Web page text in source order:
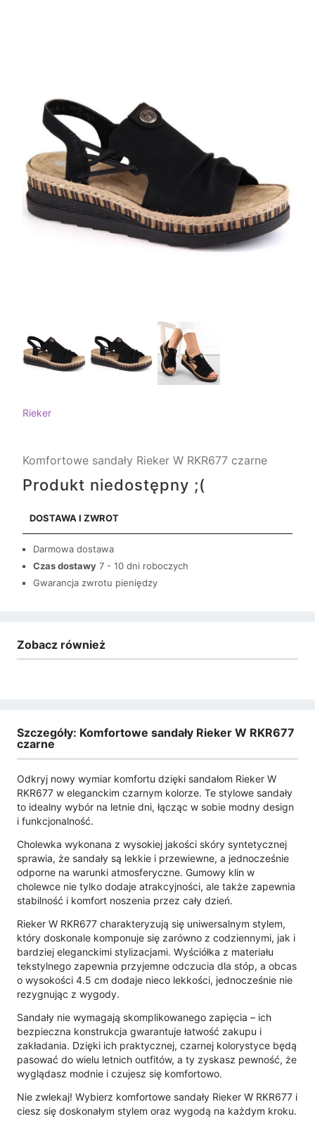
Rieker
Komfortowe sandały Rieker W RKR677 czarne
Produkt niedostępny ;(
DOSTAWA I ZWROT
Darmowa dostawa
Czas dostawy 7 - 10 dni roboczych
Gwarancja zwrotu pieniędzy
Zobacz również
Szczegóły: Komfortowe sandały Rieker W RKR677
czarne
Odkryj nowy wymiar komfortu dzięki sandałom Rieker W
RKR677 w eleganckim czarnym kolorze. Te stylowe sandały
to idealny wybór na letnie dni, łącząc w sobie modny design
i funkcjonalność.
Cholewka wykonana z wysokiej jakości skóry syntetycznej
sprawia, że sandały są lekkie i przewiewne, a jednocześnie
odporne na warunki atmosferyczne. Gumowy klin w
cholewce nie tylko dodaje atrakcyjności, ale także zapewnia
stabilność i komfort noszenia przez cały dzień.
Rieker W RKR677 charakteryzują się uniwersalnym stylem,
który doskonale komponuje się zarówno z codziennymi, jak i
bardziej eleganckimi stylizacjami. Wyściółka z materiału
tekstylnego zapewnia przyjemne odczucia dla stóp, a obcas
o wysokości 4.5 cm dodaje nieco lekkości, jednocześnie nie
rezygnując z wygody.
Sandały nie wymagają skomplikowanego zapięcia – ich
bezpieczna konstrukcja gwarantuje łatwość zakupu i
zakładania. Dzięki ich praktycznej, czarnej kolorystyce będą
pasować do wielu letnich outfitów, a ty zyskasz pewność, że
wyglądasz modnie i czujesz się komfortowo.
Nie zwlekaj! Wybierz komfortowe sandały Rieker W RKR677 i
ciesz się doskonałym stylem oraz wygodą na każdym kroku.